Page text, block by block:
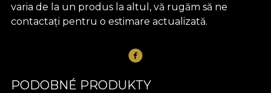
varia de la un produs la altul, vă rugăm să ne
contactați pentru o estimare actualizată.
PODOBNÉ PRODUKTY